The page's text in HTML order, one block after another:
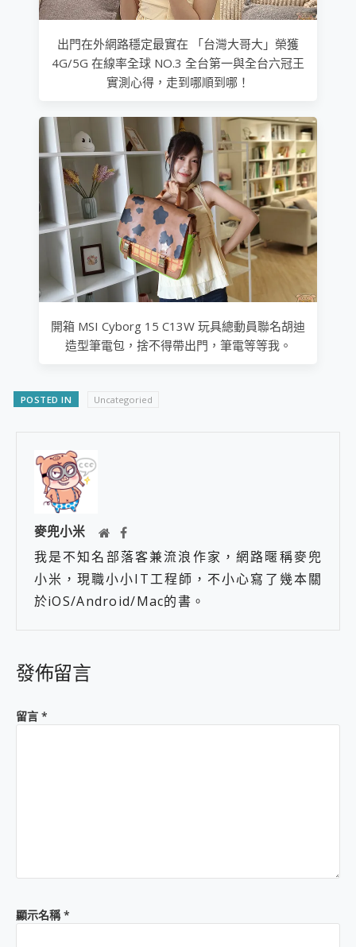
出門在外網路穩定最實在 「台灣大哥大」榮獲
4G/5G 在線率全球 NO.3 全台第一與全台六冠王
實測心得，走到哪順到哪！
開箱 MSI Cyborg 15 C13W 玩具總動員聯名胡迪
造型筆電包，捨不得帶出門，筆電等等我。
POSTED IN Uncategoried
麥兜小米
我是不知名部落客兼流浪作家，網路暱稱麥兜
小米，現職小小IT工程師，不小心寫了幾本關
於iOS/Android/Mac的書。
發佈留言
留言 *
顯示名稱*